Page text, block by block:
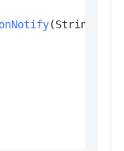
(String